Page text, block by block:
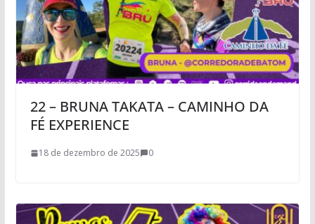
22 – BRUNA TAKATA – CAMINHO DA
FÉ EXPERIENCE
18 de dezembro de 2025 0